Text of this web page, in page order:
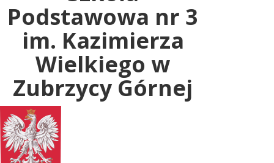
Podstawowa nr 3
im. Kazimierza
Wielkiego w
Zubrzycy Górnej